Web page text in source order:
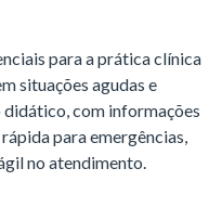
para a prática clínica
situações agudas e
com informações
para emergências,
no atendimento.